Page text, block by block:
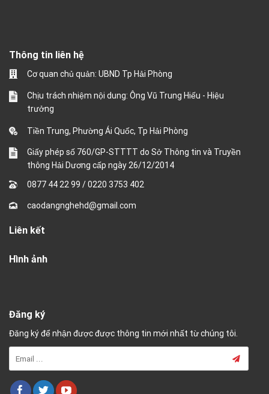
Thông tin liên hệ
Cơ quan chủ quản: UBND Tp Hải Phòng
Chịu trách nhiệm nội dung: Ông Vũ Trung Hiếu - Hiệu
trưởng
Tiền Trung, Phường Ái Quốc, Tp Hải Phòng
Giấy phép số 760/GP-STTTT do Sở Thông tin và Truyền
thông Hải Dương cấp ngày 26/12/2014
0877 44 22 99 /0220 3753 402
caodangnghehd@gmail.com
Liên kết
Hình ảnh
Đăng ký
Đăng ký để nhận được được thông tin mới nhất từ chúng tôi.